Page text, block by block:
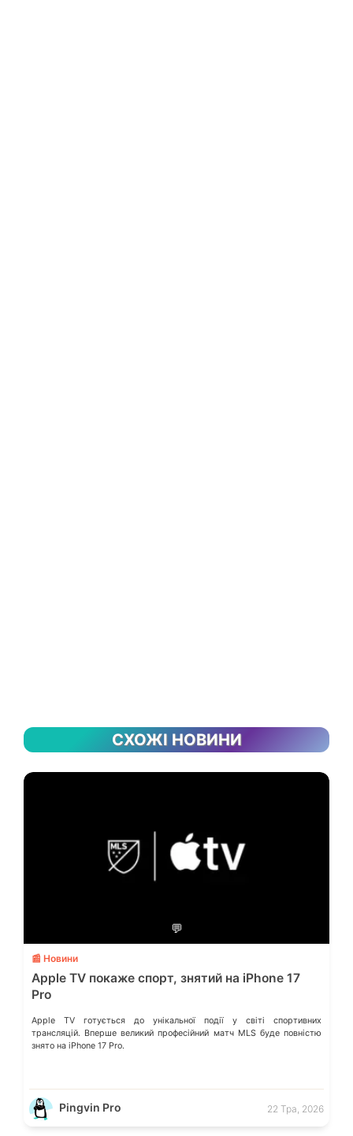
СХОЖІ НОВИНИ
💬
📰 Новини
Apple TV покаже спорт, знятий на iPhone 17
Pro
Apple TV готується до унікальної події у світі спортивних
трансляцій. Вперше великий професійний матч MLS буде повністю
знято на iPhone 17 Pro.
Pingvin Pro 22 Тра, 2026